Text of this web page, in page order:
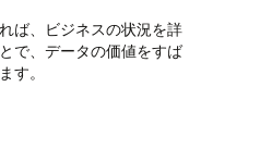
ば、ビジネスの状況を詳
で、データの価値をすば
す。